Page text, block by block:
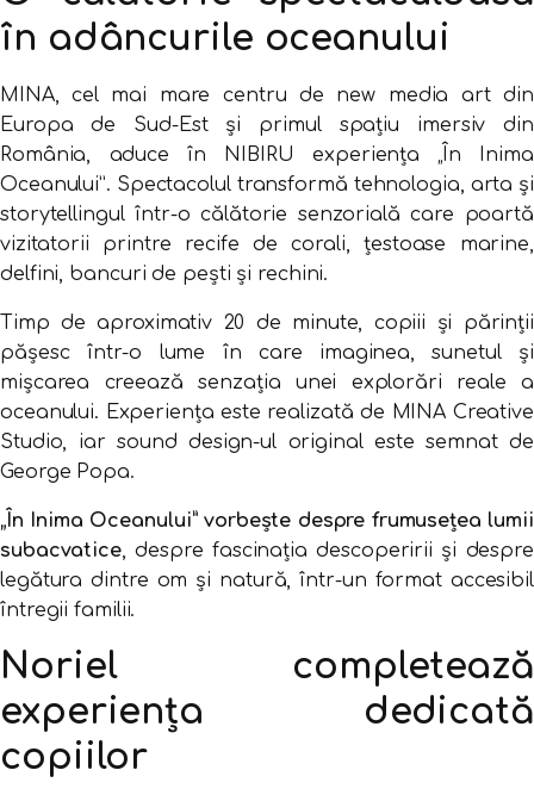
în adâncurile oceanului
MINA, cel mai mare centru de new media art din
Europa de Sud-Est și primul spațiu imersiv din
România, aduce în NIBIRU experiența „În Inima
Oceanului”. Spectacolul transformă tehnologia, arta și
storytellingul într-o călătorie senzorială care poartă
vizitatorii printre recife de corali, țestoase marine,
delfini, bancuri de pești și rechini.
Timp de aproximativ 20 de minute, copiii și părinții
pășesc într-o lume în care imaginea, sunetul și
mișcarea creează senzația unei explorări reale a
oceanului. Experiența este realizată de MINA Creative
Studio, iar sound design-ul original este semnat de
George Popa.
„În Inima Oceanului” vorbește despre frumusețea lumii
subacvatice, despre fascinația descoperirii și despre
legătura dintre om și natură, într-un format accesibil
întregii familii.
Noriel completează
experiența dedicată
copiilor